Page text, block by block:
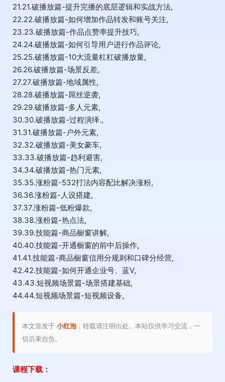
21.21.破播放篇-提升完播的底层逻辑和实战方法,
22.22.破播放篇-如何增加作品转发和账号关注,
23.23.破播放篇-作品点赞率提升技巧,
24.24.破播放篇-如何引导用户进行作品评论,
25.25.破播放篇-10大流量杠杠破播放量,
26.26.破播放篇-场景反差,
27.27.破播放篇-地域属性,
28.28.破播放篇-屌丝逆袭,
29.29.破播放篇-多人元素,
30.30.破播放篇-过程演绎.,
31.31.破播放篇-户外元素,
32.32.破播放篇-美女豪车,
33.33.破播放篇-趋利避害,
34.34.破播放篇-热门元素,
35.35.涨粉篇-532打法内容配比解决涨粉,
36.36.涨粉篇-人设搭建,
37.37.涨粉篇-低粉爆款,
38.38.涨粉篇-热点法,
39.39.技能篇-商品橱窗讲解,
40.40.技能篇-开通橱窗的前中后操作,
41.41.技能篇-商品橱窗信用分规则和口碑分经营,
42.42.技能篇-如何开通企业号、蓝V,
43.43.短视频场景篇-场景搭建基础,
44.44.短视频场景篇-短视频设备,
本文首发于 小红泡，转载请注明出处。本站仅供学习交流，一
切后果自负。
课程下载：